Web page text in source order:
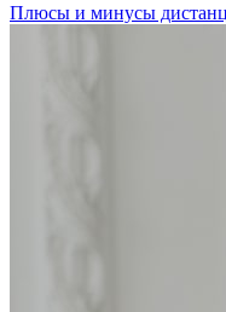
Плюсы и минусы